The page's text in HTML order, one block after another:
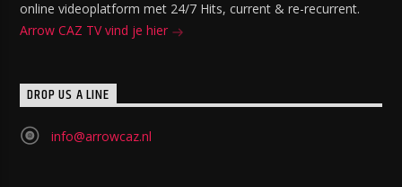
online videoplatform met 24/7 Hits, current & re-recurrent.
Arrow CAZ TV vind je hier
DROP US A LINE
info@arrowcaz.nl